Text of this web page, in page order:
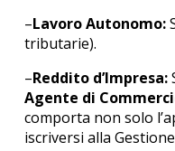
–Lavoro Autonomo:
tributarie).
–Reddito d’Impresa:
Agente di
comporta non solo
iscriversi alla